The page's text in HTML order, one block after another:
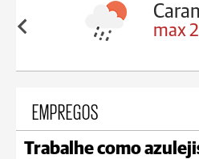
18°C max
EMPREGOS
Trabalhe como